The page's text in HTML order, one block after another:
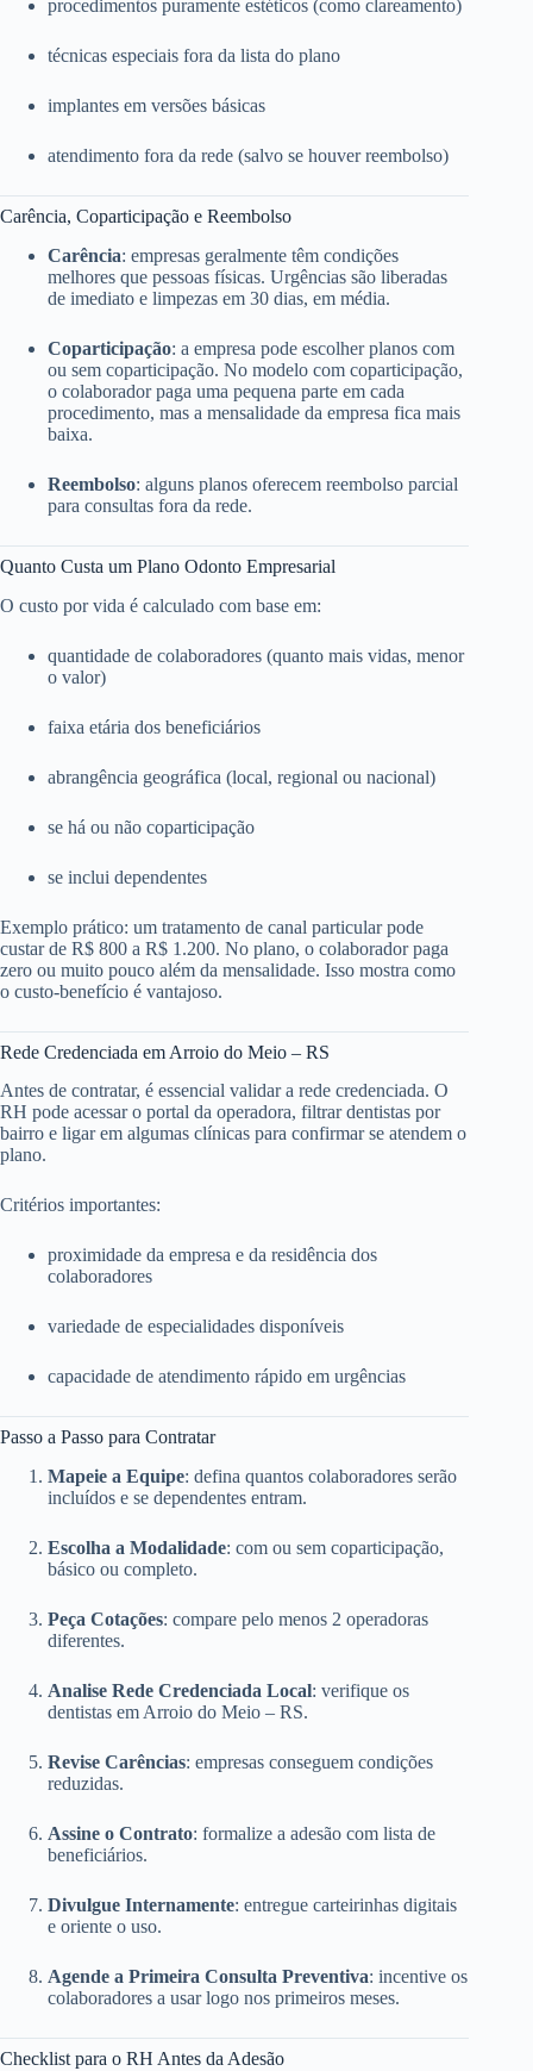
procedimentos puramente estéticos (como clareamento)
técnicas especiais fora da lista do plano
implantes em versões básicas
atendimento fora da rede (salvo se houver reembolso)
Carência, Coparticipação e Reembolso
Carência: empresas geralmente têm condições
melhores que pessoas físicas. Urgências são liberadas
de imediato e limpezas em 30 dias, em média.
Coparticipação: a empresa pode escolher planos com
ou sem coparticipação. No modelo com coparticipação,
o colaborador paga uma pequena parte em cada
procedimento, mas a mensalidade da empresa fica mais
baixa.
Reembolso: alguns planos oferecem reembolso parcial
para consultas fora da rede.
Quanto Custa um Plano Odonto Empresarial
O custo por vida é calculado com base em:
quantidade de colaboradores (quanto mais vidas, menor
o valor)
faixa etária dos beneficiários
abrangência geográfica (local, regional ou nacional)
se há ou não coparticipação
se inclui dependentes
Exemplo prático: um tratamento de canal particular pode
custar de R$ 800 a R$ 1.200. No plano, o colaborador paga
zero ou muito pouco além da mensalidade. Isso mostra como
o custo-benefício é vantajoso.
Rede Credenciada em Arroio do Meio – RS
Antes de contratar, é essencial validar a rede credenciada. O
RH pode acessar o portal da operadora, filtrar dentistas por
bairro e ligar em algumas clínicas para confirmar se atendem o
plano.
Critérios importantes:
proximidade da empresa e da residência dos
colaboradores
variedade de especialidades disponíveis
capacidade de atendimento rápido em urgências
Passo a Passo para Contratar
Mapeie a Equipe: defina quantos colaboradores serão
incluídos e se dependentes entram.
Escolha a Modalidade: com ou sem coparticipação,
básico ou completo.
Peça Cotações: compare pelo menos 2 operadoras
diferentes.
Analise Rede Credenciada Local: verifique os
dentistas em Arroio do Meio – RS.
Revise Carências: empresas conseguem condições
reduzidas.
Assine o Contrato: formalize a adesão com lista de
beneficiários.
Divulgue Internamente: entregue carteirinhas digitais
e oriente o uso.
Agende a Primeira Consulta Preventiva: incentive os
colaboradores a usar logo nos primeiros meses.
Checklist para o RH Antes da Adesão